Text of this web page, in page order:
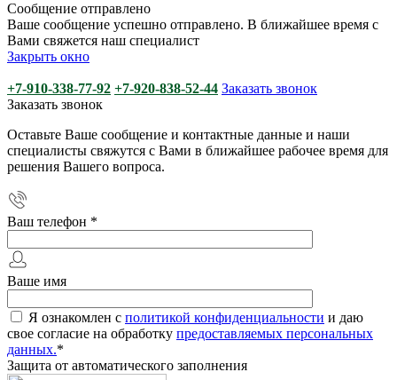
Сообщение отправлено
Ваше сообщение успешно отправлено. В ближайшее время с
Вами свяжется наш специалист
Закрыть окно
+7-910-338-77-92 +7-920-838-52-44 Заказать звонок
Заказать звонок
Оставьте Ваше сообщение и контактные данные и наши
специалисты свяжутся с Вами в ближайшее рабочее время для
решения Вашего вопроса.
Ваш телефон *
Ваше имя
Я ознакомлен с политикой конфиденциальности и даю
свое согласие на обработку предоставляемых персональных
данных.*
Защита от автоматического заполнения